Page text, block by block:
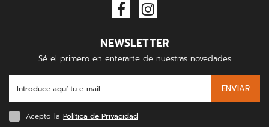
NEWSLETTER
Sé el primero en enterarte de nuestras novedades
ENVIAR
Acepto la Política de Privacidad